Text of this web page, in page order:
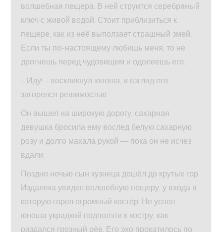
волшебная пещера. В ней струится серебряный
ключ с живой водой. Стоит приблизиться к
пещере, как из неё выползает страшный змей.
Если ты по-настоящему любишь меня, то не
дрогнешь перед чудовищем и одолеешь его.
– Иду! – воскликнул юноша, и взгляд его
загорелся решимостью.
Он вышел на широкую дорогу, сахарная
девушка бросила ему вослед белую сахарную
розу и долго махала рукой — пока он не исчез
вдали.
Поздно ночью сын кузнеца дошёл до крутых гор.
Издалека увидел волшебную пещеру, у входа в
которую горел огромный костёр. Не успел
юноша украдкой подползти к костру, как
раздался грозный рёв. Его эхо прокатилось по